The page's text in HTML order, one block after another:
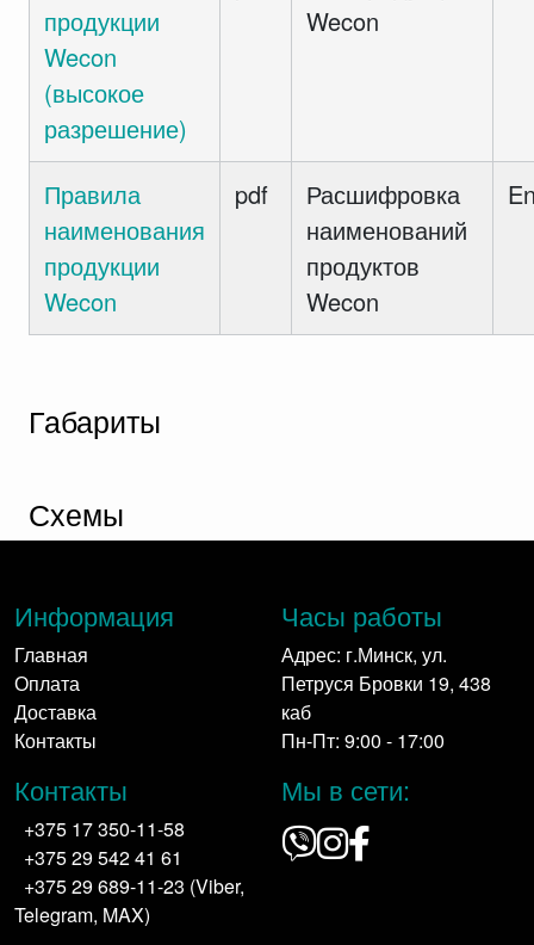
продукции
Wecon
(высокое
разрешение)
Wecon
Правила
наименования
продукции
Wecon
pdf
Расшифровка
наименований
продуктов
Wecon
Габариты
Схемы
Информация
Главная
Оплата
Доставка
Контакты
Часы работы
Адрес: г.Минск, ул.
Петруся Бровки 19, 438
каб
Пн-Пт: 9:00 - 17:00
Контакты
+375 17 350-11-58
+375 29 542 41 61
+375 29 689-11-23 (Viber,
Telegram, MAX)
Мы в сети: